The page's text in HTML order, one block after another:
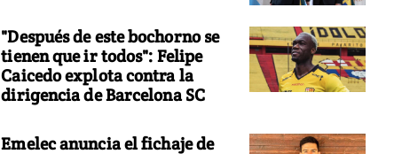
"Después de este bochorno se
tienen que ir todos": Felipe
Caicedo explota contra la
dirigencia de Barcelona SC
Emelec anuncia el fichaje de